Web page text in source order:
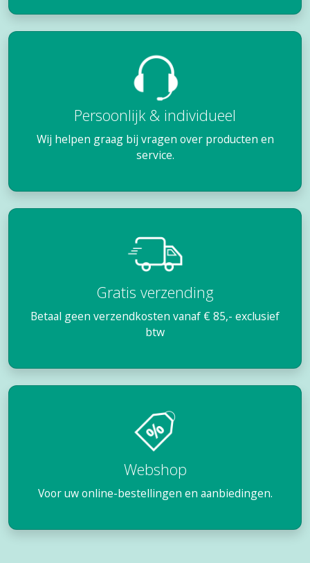
Persoonlijk & individueel
Wij helpen graag bij vragen over producten en
service.
Gratis verzending
Betaal geen verzendkosten vanaf € 85,- exclusief
btw
Webshop
Voor uw online-bestellingen en aanbiedingen.